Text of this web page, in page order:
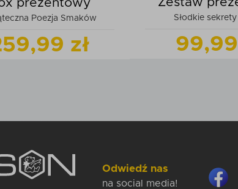
prezentowy
Poezja Smaków
zł
do koszyka
Słodkie
99,99
Dodaj do
Odwiedź nas
na social media!